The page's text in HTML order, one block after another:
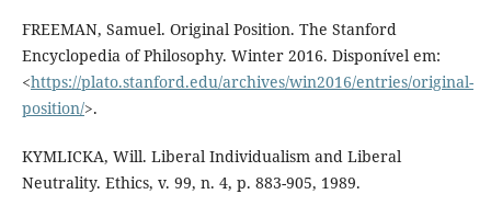
FREEMAN, Samuel. Original Position. The Stanford
Encyclopedia of Philosophy. Winter 2016. Disponível em:
<https://plato.stanford.edu/archives/win2016/entries/original-
position/>.
KYMLICKA, Will. Liberal Individualism and Liberal
Neutrality. Ethics, v. 99, n. 4, p. 883-905, 1989.